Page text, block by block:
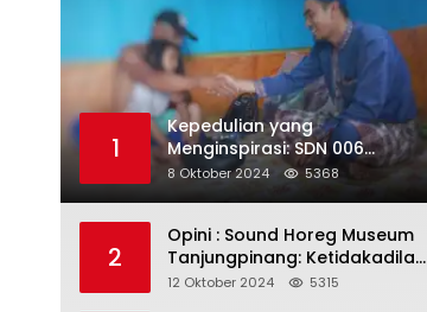
1
Kepedulian yang
Menginspirasi: SDN 006
Merawang Gelar Program
“Berbagi Segenggam Beras”
8 Oktober 2024 5368
2
Opini : Sound Horeg Museum
Tanjungpinang: Ketidakadilan
dalam Representasi
12 Oktober 2024 5315